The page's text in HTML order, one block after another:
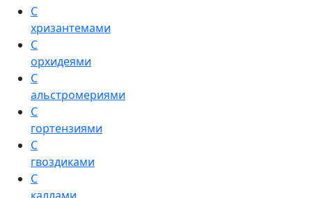
С
хризантемами
С
орхидеями
С
альстромериями
С
гортензиями
С
гвоздиками
С